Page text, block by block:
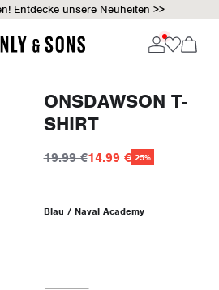
Entdecke unsere Neuheiten >>
ONSDAWSON T-
SHIRT
19.99 €14.99 € 25%
Blau / Naval Academy